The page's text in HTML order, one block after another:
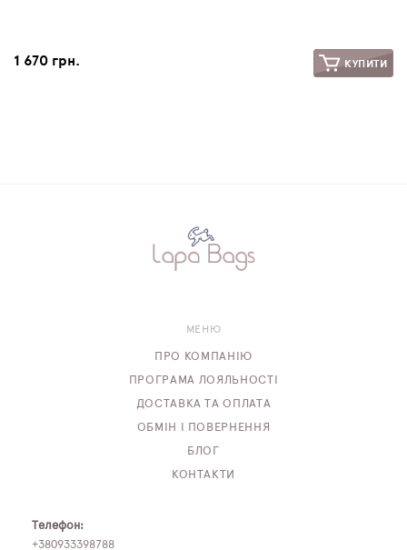
1 670 грн. КУПИТИ
МЕНЮ
ПРО КОМПАНІЮ
ПРОГРАМА ЛОЯЛЬНОСТІ
ДОСТАВКА ТА ОПЛАТА
ОБМІН І ПОВЕРНЕННЯ
БЛОГ
КОНТАКТИ
Телефон:
+380933398788